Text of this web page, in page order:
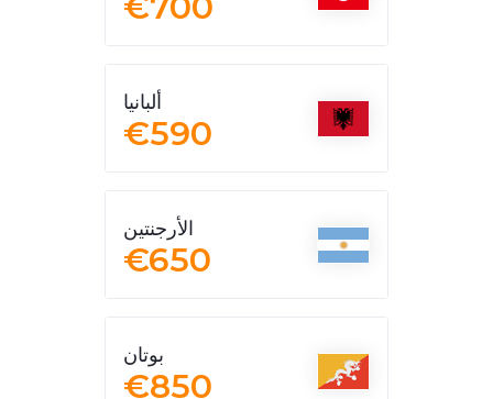
ألبانيا
€590
الأرجنتين
€650
بوتان
€850